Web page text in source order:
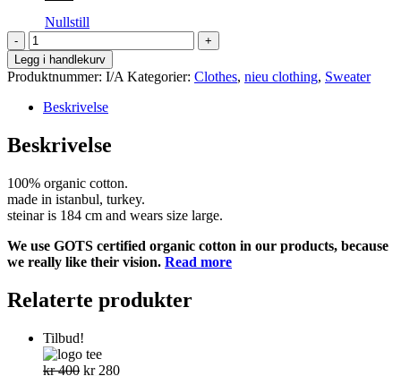
Nullstill
straight
sweat
logo
antall
Legg i handlekurv
Produktnummer: I/A Kategorier: Clothes, nieu clothing, Sweater
Beskrivelse
Beskrivelse
100% organic cotton.
made in istanbul, turkey.
steinar is 184 cm and wears size large.
We use GOTS certified organic cotton in our products, because
we really like their vision. Read more
Relaterte produkter
Tilbud!
kr400 Opprinnelig
kr280Nåværende